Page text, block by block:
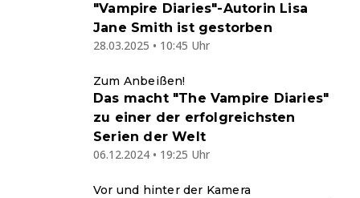
"Vampire Diaries"-Autorin Lisa
Jane Smith ist gestorben
28.03.2025 • 10:45 Uhr
Zum Anbeißen!
Das macht "The Vampire Diaries"
zu einer der erfolgreichsten
Serien der Welt
06.12.2024 • 19:25 Uhr
Vor und hinter der Kamera